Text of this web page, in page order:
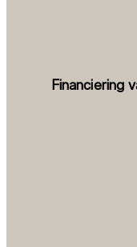
Financiering